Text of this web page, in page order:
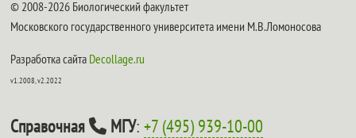
© 2008-2026 Биологический факультет
Московского государственного университета имени М.В.Ломоносова
Разработка сайта Decollage.ru
v1.2008, v2.2022
Справочная МГУ:+7 (495) 939-10-00